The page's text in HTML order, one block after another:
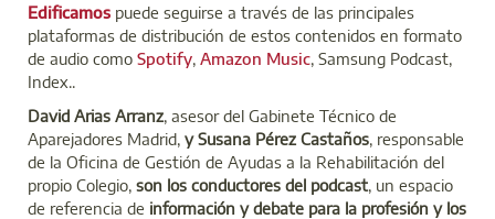
Edificamos puede seguirse a través de las principales
plataformas de distribución de estos contenidos en formato
de audio como Spotify Amazon Music , Samsung Podcast,
Index..
David Arias Arranz , asesor del Gabinete Técnico de
Aparejadores Madrid, y Susana Pérez Castaños , responsable
de la Oficina de Gestión de Ayudas a la Rehabilitación del
propio Colegio, son los conductores del podcast un espacio
de referencia de información y debate para la profesión y los